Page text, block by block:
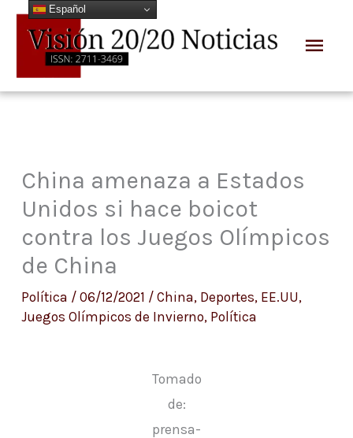
contenido
China amenaza a Estados
Unidos si hace boicot
contra los Juegos Olímpicos
de China
Política / 06/12/2021 / China, Deportes, EE.UU,
Juegos Olímpicos de Invierno, Política
Tomado
de:
prensa-
Español